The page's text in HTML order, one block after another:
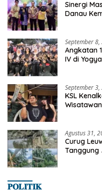
Sinergi
Danau
September
Angkatan
IV di
September
KSL
Agustus 31,
Curug
Tanggung
𝐏𝐎𝐋𝐈𝐓𝐈𝐊